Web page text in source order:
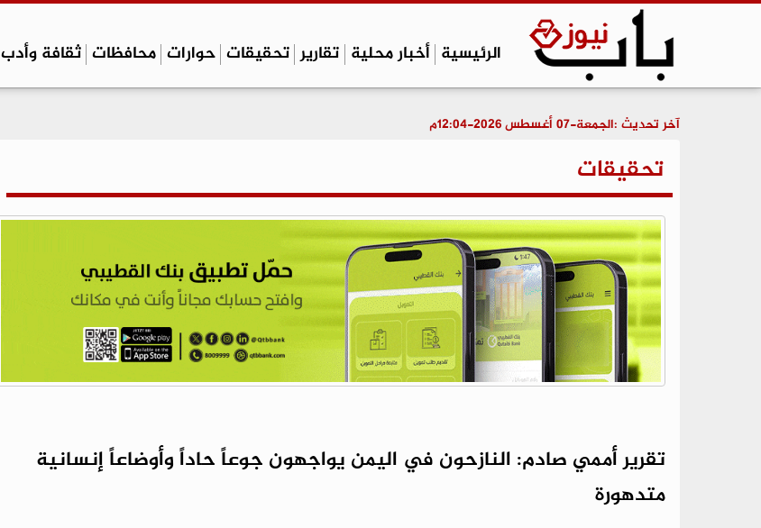
الرئيسية أخبار محلية تقارير تحقيقات حوارات محافظات ثقافة وأدب
آخر تحديث :الجمعة-07 أغسطس 2026-12:04م
تحقيقات
تقرير أممي صادم: النازحون في اليمن يواجهون جوعاً حاداً وأوضاعاً إنسانية
متدهورة